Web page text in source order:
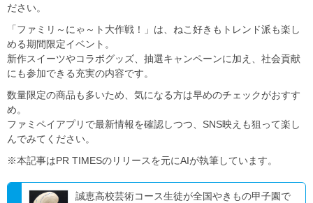
ださい。
「ファミリ～にゃ～ト大作戦！」は、ねこ好きもトレンド派も楽し
める期間限定イベント。
新作スイーツやコラボグッズ、抽選キャンペーンに加え、社会貢献
にも参加できる充実の内容です。
数量限定の商品も多いため、気になる方は早めのチェックがおすす
め。
ファミペイアプリで最新情報を確認しつつ、SNS映えも狙って楽し
んでみてください。
※本記事はPR TIMESのリリースを元にAIが執筆しています。
誠恵高校芸術コース生徒が全国やきもの甲子園で